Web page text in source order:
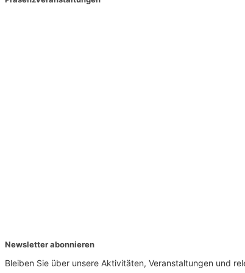
Newsletter abonnieren
Bleiben Sie über unsere Aktivitäten, Veranstaltungen und